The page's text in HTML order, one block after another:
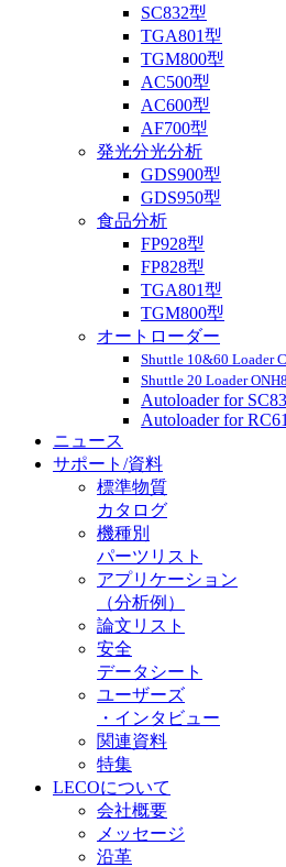
SC832型
TGA801型
TGM800型
AC500型
AC600型
AF700型
発光分光分析
GDS900型
GDS950型
食品分析
FP928型
FP828型
TGA801型
TGM800型
オートローダー
Shuttle 10&60 Loader
Shuttle 20 Loader
Autoloader for
Autoloader for
ニュース
サポート/資料
標準物質
カタログ
機種別
パーツリスト
アプリケーション
（分析例）
論文リスト
安全
データシート
ユーザーズ
・インタビュー
関連資料
特集
LECOについて
会社概要
メッセージ
沿革